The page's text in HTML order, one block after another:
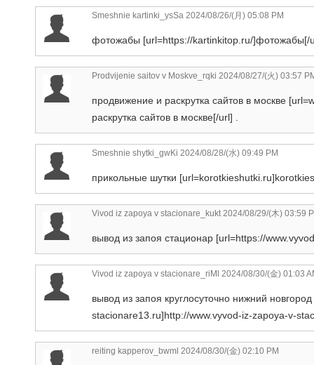
Smeshnie kartinki_ysSa 2024/08/26/(月) 05:08 PM
фотожабы [url=https://kartinkitop.ru/]фотожабы[/
Prodvijenie saitov v Moskve_rqki 2024/08/27/(火) 03:57
продвижение и раскрутка сайтов в москве
раскрутка сайтов в москве[/url] .
Smeshnie shytki_gwKi 2024/08/28/(水) 09:49 PM
прикольные шутки
Vivod iz zapoya v stacionare_kukt2024/08/29/(木) 03:59
вывод из запоя стационар [url=https://
Vivod iz zapoya v stacionare_riMl 2024/08/30/(金) 01:03
вывод из запоя круглосуточно нижний
stacionare13.ru]http://www.vyvod-iz-zapoya-v-
reiting kapperov_bwml 2024/08/30/(金) 02:10 PM